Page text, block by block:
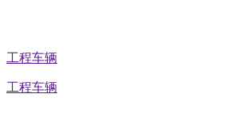
工程车辆
工程车辆